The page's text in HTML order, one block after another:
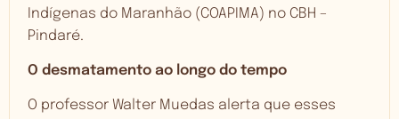
Indígenas do Maranhão (COAPIMA) no CBH –
Pindaré.
O desmatamento ao longo do tempo
O professor Walter Muedas alerta que esses